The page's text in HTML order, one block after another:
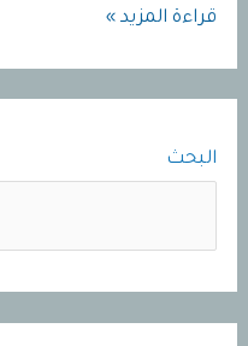
البحث
لون
دهان
قراءة المزيد »